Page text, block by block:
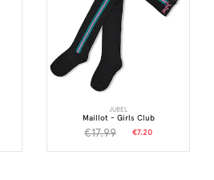
JUBEL
Maillot - Girls Club
€17.99 €7.20